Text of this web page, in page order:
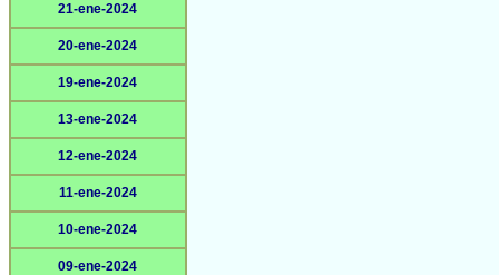
21-ene-2024
20-ene-2024
19-ene-2024
13-ene-2024
12-ene-2024
11-ene-2024
10-ene-2024
09-ene-2024